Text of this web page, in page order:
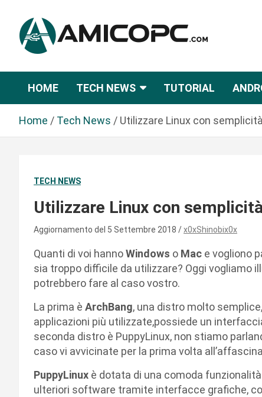
n
Amicopc.com
HOME TECH NEWS TUTORIAL
Home Tech News Utilizzare Linux con semplicità
TECH NEWS
Utilizzare Linux con
Aggiornamento del 5 Settembre 2018 x0xShinobix0x
Quanti di voi hannoWindows o Mac e vogliono
sia troppo difficile da utilizzare? Oggi vogliamo
potrebbero fare al caso vostro.
La prima è ArchBang, una distro molto
applicazioni più utilizzate,possiede un
seconda distro è PuppyLinux, non stiamo
caso vi avvicinate per la prima volta
PuppyLinux è dotata di una comoda
ulteriori software tramite interfacce grafiche,